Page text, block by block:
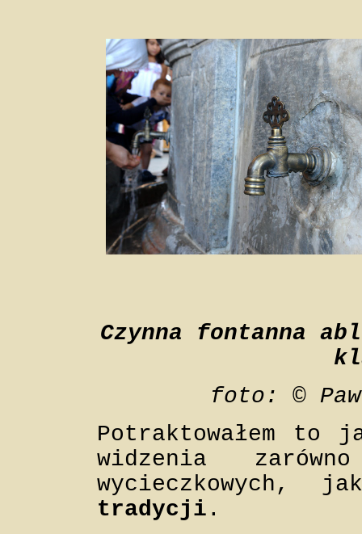
Czynna fontanna
foto: ©
Potraktowałem to
widzenia
tradycji .